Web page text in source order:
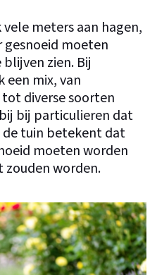
meters aan hagen,
gesnoeid moeten
zien. Bij
een mix, van
diverse soorten
bij particulieren dat
tuin betekent dat
moeten worden
worden.